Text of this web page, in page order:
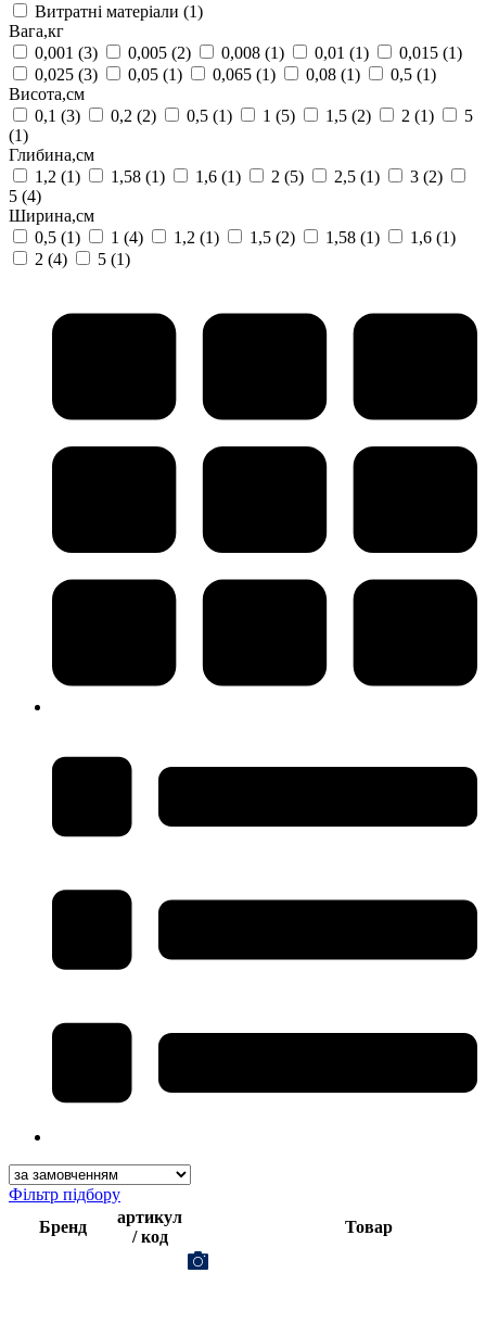
Витратні матеріали (1)
Вага,кг
0,001 (3) 0,005 (2) 0,008 (1) 0,01 (1) 0,015 (1)
0,025 (3) 0,05 (1) 0,065 (1) 0,08 (1) 0,5 (1)
Висота,см
0,1 (3) 0,2 (2) 0,5 (1) 1 (5) 1,5 (2) 2 (1)
5
(1)
Глибина,см
1,2 (1) 1,58 (1) 1,6 (1) 2 (5) 2,5 (1) 3 (2)
5 (4)
Ширина,см
0,5 (1) 1 (4) 1,2 (1) 1,5 (2) 1,58 (1) 1,6 (1)
2 (4) 5 (1)
Фільтр підбору
Бренд
артикул
/ код
Товар